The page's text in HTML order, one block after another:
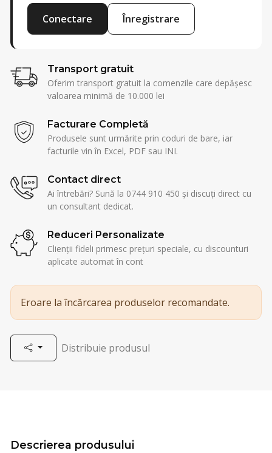
Conectare Înregistrare
Transport gratuit
Oferim transport gratuit la comenzile care depășesc
valoarea minimă de 10.000 lei
Facturare Completă
Produsele sunt urmărite prin coduri de bare, iar
facturile vin în Excel, PDF sau INI.
Contact direct
Ai întrebări? Sună la 0744 910 450 și discuți direct cu
un consultant dedicat.
Reduceri Personalizate
Clienții fideli primesc prețuri speciale, cu discounturi
aplicate automat în cont
Eroare la încărcarea produselor recomandate.
Distribuie produsul
Descrierea produsului